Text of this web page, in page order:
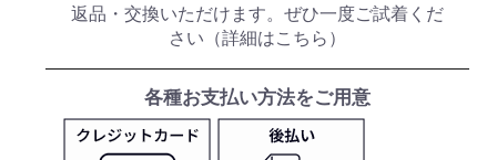
返品・交換いただけます。ぜひ一度ご試着くだ
さい（詳細はこちら ）
各種お支払い方法をご用意